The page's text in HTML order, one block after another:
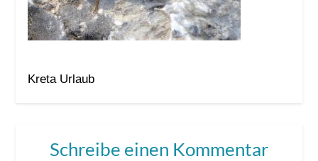
Kreta Urlaub
Schreibe einen Kommentar